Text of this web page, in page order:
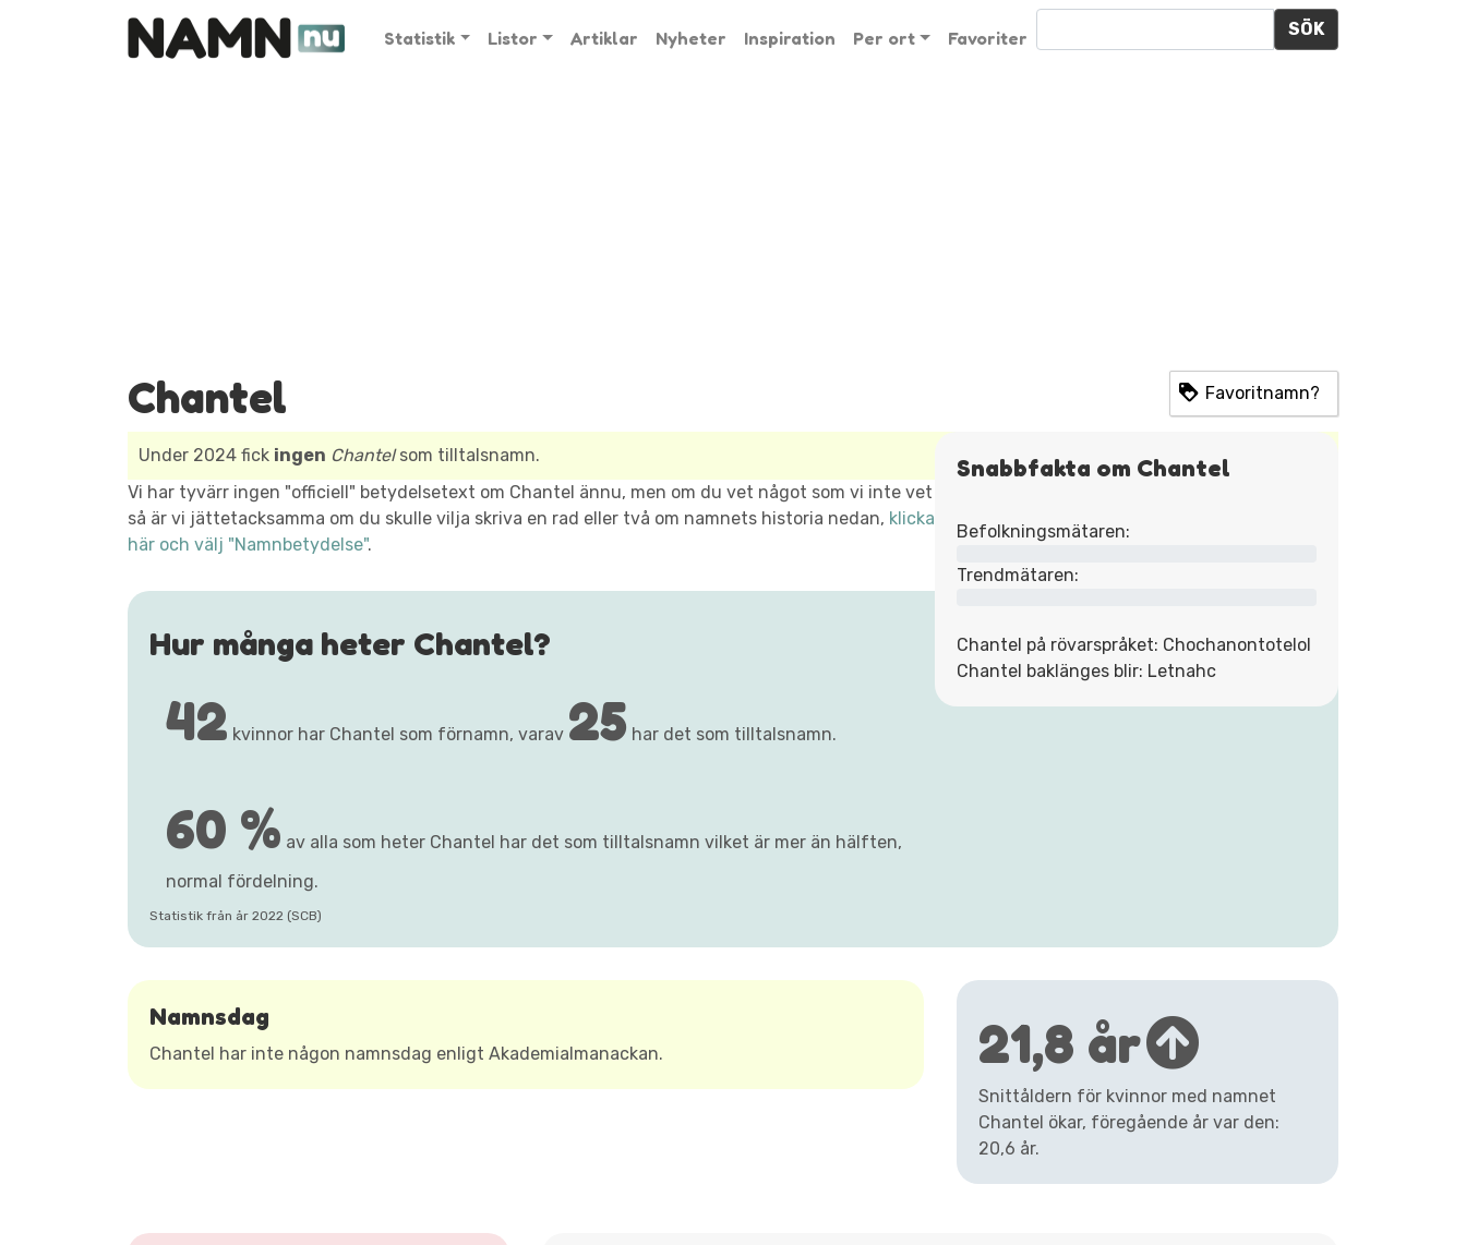
Statistik Listor Artiklar Nyheter Inspiration Per ort Favoriter SÖK
Chantel Favoritnamn?
Snabbfakta om Chantel
Befolkningsmätaren:
Trendmätaren:
Chantel på rövarspråket: Chochanontotelol
Chantel baklänges blir: Letnahc
Under 2024 fick ingen Chantelsom tilltalsnamn.
Vi har tyvärr ingen "officiell" betydelsetext om Chantel ännu, men om du vet något som vi inte vet
så är vi jättetacksamma om du skulle vilja skriva en rad eller två om namnets historia nedan, klicka
här och välj "Namnbetydelse".
Hur många heter Chantel?
42 kvinnor har Chantel som förnamn, varav 25 har det som tilltalsnamn.
60 % av alla som heter Chantel har det som tilltalsnamn vilket är mer än hälften,
normal fördelning.
Statistik från år 2022 (SCB)
Namnsdag
Chantel har inte någon namnsdag enligt Akademialmanackan. 21,8 år
Snittåldern för kvinnor med namnet
Chantel ökar, föregående år var den:
20,6 år.